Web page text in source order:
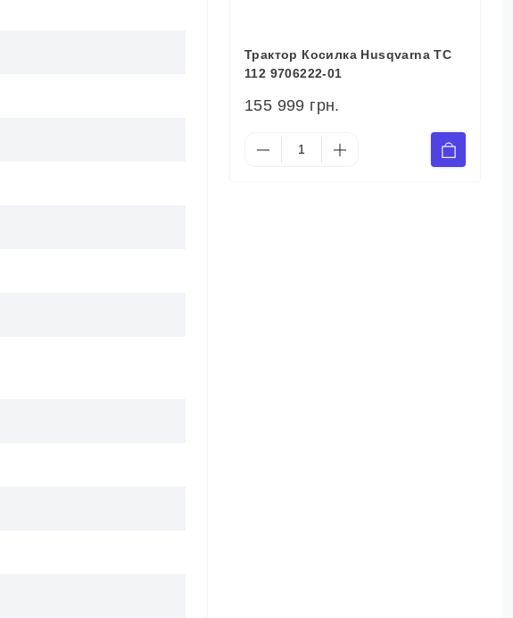
Трактор Косилка Husqvarna TС
112 9706222-01
155 999 грн.